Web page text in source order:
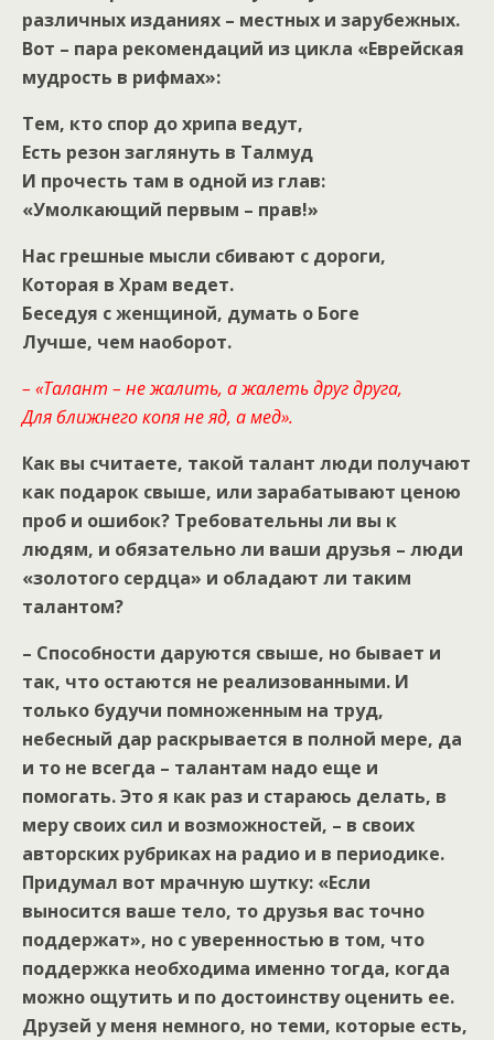
различных изданиях – местных и зарубежных.
Вот – пара рекомендаций из цикла «Еврейская
мудрость в рифмах»:
Тем, кто спор до хрипа ведут,
Есть резон заглянуть в Талмуд
И прочесть там в одной из глав:
«Умолкающий первым – прав!»
Нас грешные мысли сбивают с дороги,
Которая в Храм ведет.
Беседуя с женщиной, думать о Боге
Лучше, чем наоборот.
– «Талант – не жалить, а жалеть друг друга,
Для ближнего копя не яд, а мед».
Как вы считаете, такой талант люди получают
как подарок свыше, или зарабатывают ценою
проб и ошибок? Требовательны ли вы к
людям, и обязательно ли ваши друзья – люди
«золотого сердца» и обладают ли таким
талантом?
– Способности даруются свыше, но бывает и
так, что остаются не реализованными. И
только будучи помноженным на труд,
небесный дар раскрывается в полной мере, да
и то не всегда – талантам надо еще и
помогать. Это я как раз и стараюсь делать, в
меру своих сил и возможностей, – в своих
авторских рубриках на радио и в периодике.
Придумал вот мрачную шутку: «Если
выносится ваше тело, то друзья вас точно
поддержат», но с уверенностью в том, что
поддержка необходима именно тогда, когда
можно ощутить и по достоинству оценить ее.
Друзей у меня немного, но теми, которые есть,